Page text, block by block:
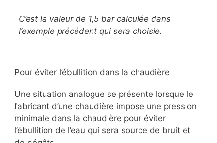
C’est la valeur de 1,5 bar calculée dans
l’exemple précédent qui sera choisie.
Pour éviter l’ébullition dans la chaudière
Une situation analogue se présente lorsque le
fabricant d’une chaudière impose une pression
minimale dans la chaudière pour éviter
l’ébullition de l’eau qui sera source de bruit et